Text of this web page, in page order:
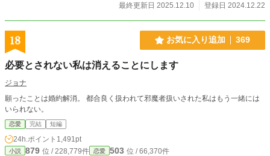
最終更新日 2025.12.10
登録日 2024.12.22
18 お気に入り追加 369
必要とされない私は消えることにします
ジョナ
願ったことは婚約解消。 都合良く扱われて邪魔者扱いされた私はもう一緒には
いられない。
恋愛 完結 短編
24h.ポイント 1,491pt
小説 879 位 / 228,779件 恋愛 503 位 / 66,370件